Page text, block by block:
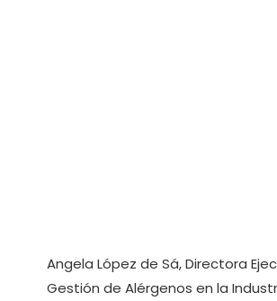
Angela López de Sá, Directora
Gestión de Alérgenos en la